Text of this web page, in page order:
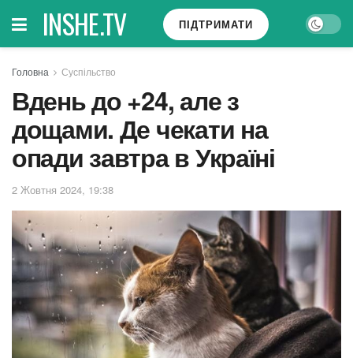
INSHE.TV ПІДТРИМАТИ
Головна Суспільство
Вдень до +24, але з
дощами. Де чекати на
опади завтра в Україні
2 Жовтня 2024, 19:38